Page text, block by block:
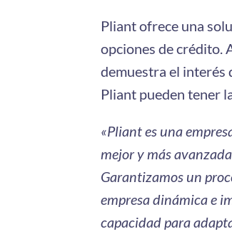
Pliant ofrece una
opciones de crédito.
demuestra el interés
Pliant pueden tener
«Pliant es una
mejor y más
Garantizamos un
empresa dinámica e
capacidad para